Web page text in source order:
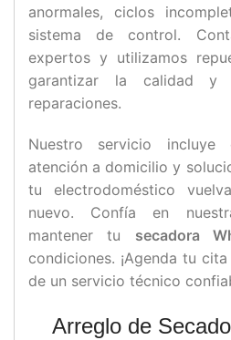
anormales, ciclos
sistema de control.
expertos y utilizamos
garantizar la calidad y
reparaciones.
Nuestro servicio incluye
atención a domicilio y
tu electrodoméstico
nuevo. Confía en
mantener tu secadora
condiciones. ¡Agenda tu
de un servicio técnico
Arreglo de